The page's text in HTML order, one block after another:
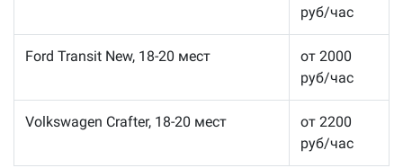
руб/час
Ford Transit New, 18-20 мест
от 2000
руб/час
Volkswagen Crafter, 18-20 мест
от 2200
руб/час